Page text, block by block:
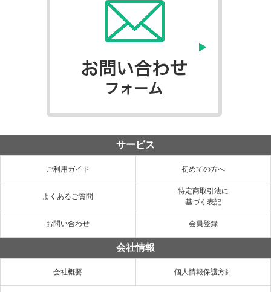
サービス
ご利用ガイド 初めての方へ
よくあるご質問
特定商取引法に
基づく表記
お問い合わせ 会員登録
会社情報
会社概要 個人情報保護方針